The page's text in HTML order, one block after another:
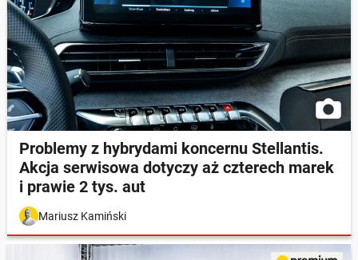
Problemy z hybrydami koncernu Stellantis.
Akcja serwisowa dotyczy aż czterech marek
i prawie 2 tys. aut
Mariusz Kamiński